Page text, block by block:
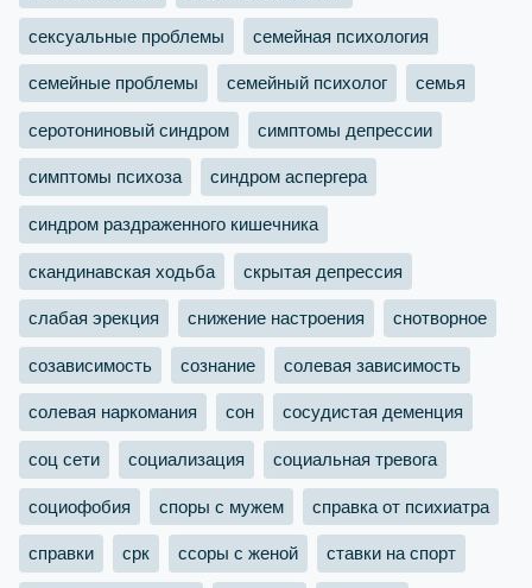
сексуальные проблемы семейная психология
семейные проблемы семейный психолог семья
серотониновый синдром симптомы депрессии
симптомы психоза синдром аспергера
синдром раздраженного кишечника
скандинавская ходьба скрытая депрессия
слабая эрекция снижение настроения снотворное
созависимость сознание солевая зависимость
солевая наркомания сон сосудистая деменция
соц сети социализация социальная тревога
социофобия споры с мужем справка от психиатра
справки срк ссоры с женой ставки на спорт